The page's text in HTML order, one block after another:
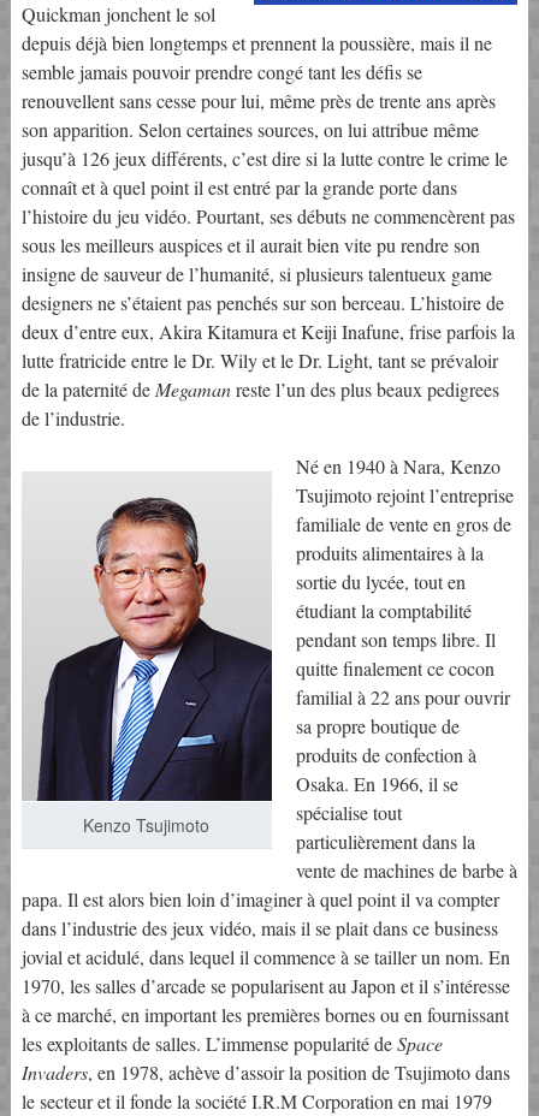
Quickman jonchent le sol
depuis déjà bien longtemps et prennent la poussière, mais il ne
semble jamais pouvoir prendre congé tant les défis se
renouvellent sans cesse pour lui, même près de trente ans après
son apparition. Selon certaines sources, on lui attribue même
jusqu’à 126 jeux différents, c’est dire si la lutte contre le crime le
connaît et à quel point il est entré par la grande porte dans
l’histoire du jeu vidéo. Pourtant, ses débuts ne commencèrent pas
sous les meilleurs auspices et il aurait bien vite pu rendre son
insigne de sauveur de l’humanité, si plusieurs talentueux game
designers ne s’étaient pas penchés sur son berceau. L’histoire de
deux d’entre eux, Akira Kitamura et Keiji Inafune, frise parfois la
lutte fratricide entre le Dr. Wily et le Dr. Light, tant se prévaloir
de la paternité deMegamanreste l’un des plus beaux pedigrees
de l’industrie.
Kenzo Tsujimoto
Né en 1940 à Nara, Kenzo
Tsujimoto rejoint l’entreprise
familiale de vente en gros de
produits alimentaires à la
sortie du lycée, tout en
étudiant la comptabilité
pendant son temps libre. Il
quitte finalement ce cocon
familial à 22 ans pour ouvrir
sa propre boutique de
produits de confection à
Osaka. En 1966, il se
spécialise tout
particulièrement dans la
vente de machines de barbe à
papa. Il est alors bien loin d’imaginer à quel point il va compter
dans l’industrie des jeux vidéo, mais il se plait dans ce business
jovial et acidulé, dans lequel il commence à se tailler un nom. En
1970, les salles d’arcade se popularisent au Japon et il s’intéresse
à ce marché, en important les premières bornes ou en fournissant
les exploitants de salles. L’immense popularité deSpace
Invaders, en 1978, achève d’assoir la position de Tsujimoto dans
le secteur et il fonde la société I.R.M Corporation en mai 1979